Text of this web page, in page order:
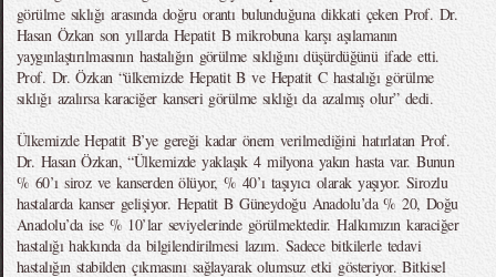
görülme sıklığı arasında doğru orantı bulunduğuna dikkati çeken Prof. Dr.
Hasan Özkan son yıllarda Hepatit B mikrobuna karşı aşılamanın
yaygınlaştırılmasının hastalığın görülme sıklığını düşürdüğünü ifade etti.
Prof. Dr. Özkan “ülkemizde Hepatit B ve Hepatit C hastalığı görülme
sıklığı azalırsa karaciğer kanseri görülme sıklığı da azalmış olur” dedi.
Ülkemizde Hepatit B’ye gereği kadar önem verilmediğini hatırlatan Prof.
Dr. Hasan Özkan, “Ülkemizde yaklaşık 4 milyona yakın hasta var. Bunun
% 60’ı siroz ve kanserden ölüyor, % 40’ı taşıyıcı olarak yaşıyor. Sirozlu
hastalarda kanser gelişiyor. Hepatit B Güneydoğu Anadolu’da % 20, Doğu
Anadolu’da ise % 10’lar seviyelerinde görülmektedir. Halkımızın karaciğer
hastalığı hakkında da bilgilendirilmesi lazım. Sadece bitkilerle tedavi
hastalığın stabilden çıkmasını sağlayarak olumsuz etki gösteriyor. Bitkisel